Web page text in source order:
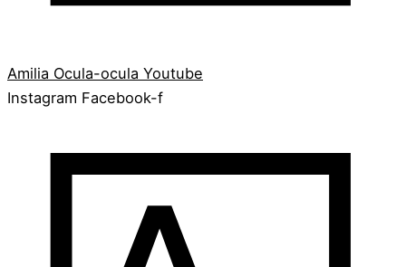
Amilia Ocula-ocula Youtube
Instagram Facebook-f